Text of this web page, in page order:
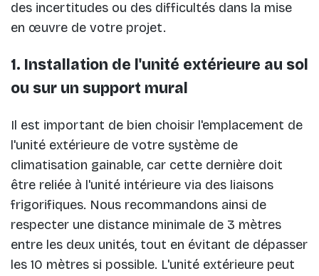
des incertitudes ou des difficultés dans la mise
en œuvre de votre projet.
1. Installation de l'unité extérieure au sol
ou sur un support mural
Il est important de bien choisir l'emplacement de
l'unité extérieure de votre système de
climatisation gainable, car cette dernière doit
être reliée à l'unité intérieure via des liaisons
frigorifiques. Nous recommandons ainsi de
respecter une distance minimale de 3 mètres
entre les deux unités, tout en évitant de dépasser
les 10 mètres si possible. L'unité extérieure peut